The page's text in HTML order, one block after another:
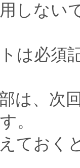
しない
は必須
は、次
。
ておく